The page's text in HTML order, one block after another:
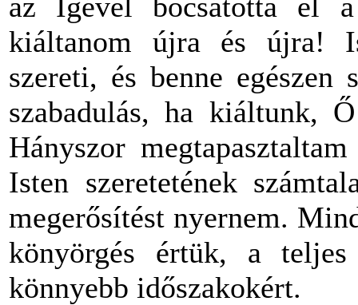
kiáltanom újra és újra!
szereti, és benne
szabadulás, ha kiáltunk,
Hányszor
Isten szeretetének
megerősítést nyernem.
könyörgés értük, a
könnyebb időszakokért.